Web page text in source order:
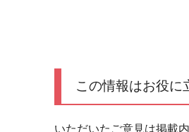
この情報はお役に
いただいたご意見は掲載